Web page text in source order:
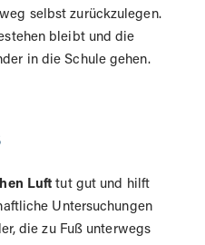
selbst zurückzulegen.
bleibt und die
in die Schule gehen.
Luft tut gut und hilft
Untersuchungen
die zu Fuß unterwegs